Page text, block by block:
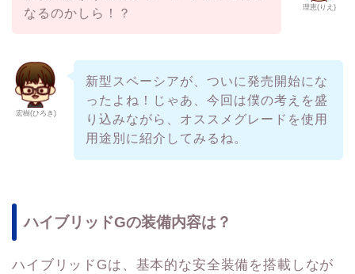
理恵(りえ)
なるのかしら！？
宏樹(ひろき)
新型スペーシアが、ついに発売開始にな
ったよね！じゃあ、今回は僕の考えを盛
り込みながら、オススメグレードを使用
用途別に紹介してみるね。
ハイブリッドGの装備内容は？
ハイブリッドGは、基本的な安全装備を搭載しなが